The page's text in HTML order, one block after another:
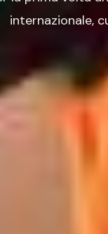
internazionale,